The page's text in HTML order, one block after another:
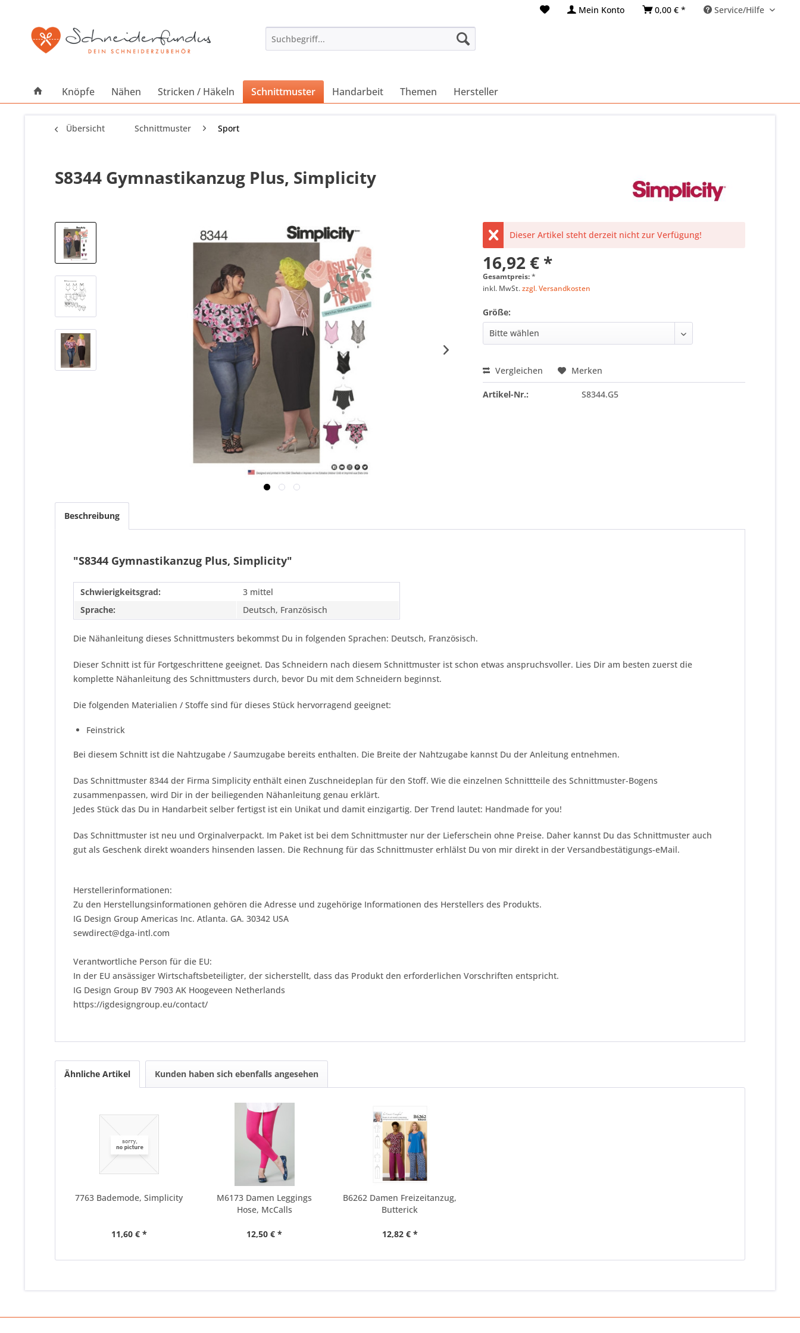
Mein Konto 0,00 € * Service/Hilfe
Knöpfe Nähen Stricken / Häkeln Schnittmuster Handarbeit Themen Hersteller
Übersicht Schnittmuster Sport
S8344 Gymnastikanzug Plus, Simplicity
Dieser Artikel steht derzeit nicht zur Verfügung!
16,92 € *
Gesamtpreis:*
inkl. MwSt.zzgl. Versandkosten
Größe:
Vergleichen Merken
Artikel-Nr.: S8344.G5
Beschreibung
"S8344 Gymnastikanzug Plus, Simplicity"
Schwierigkeitsgrad:
3 mittel
Sprache:
Deutsch, Französisch
Die Nähanleitung dieses Schnittmusters bekommst Du in folgenden Sprachen: Deutsch, Französisch.
Dieser Schnitt ist für Fortgeschrittene geeignet. Das Schneidern nach diesem Schnittmuster ist schon etwas anspruchsvoller. Lies Dir am besten zuerst die
komplette Nähanleitung des Schnittmusters durch, bevor Du mit dem Schneidern beginnst.
Die folgenden Materialien / Stoffe sind für dieses Stück hervorragend geeignet:
Feinstrick
Bei diesem Schnitt ist die Nahtzugabe / Saumzugabe bereits enthalten. Die Breite der Nahtzugabe kannst Du der Anleitung entnehmen.
Das Schnittmuster 8344 der Firma Simplicity enthält einen Zuschneideplan für den Stoff. Wie die einzelnen Schnittteile des Schnittmuster-Bogens
zusammenpassen, wird Dir in der beiliegenden Nähanleitung genau erklärt.
Jedes Stück das Du in Handarbeit selber fertigst ist ein Unikat und damit einzigartig. Der Trend lautet: Handmade for you!
Das Schnittmuster ist neu und Orginalverpackt. Im Paket ist bei dem Schnittmuster nur der Lieferschein ohne Preise. Daher kannst Du das Schnittmuster auch
gut als Geschenk direkt woanders hinsenden lassen. Die Rechnung für das Schnittmuster erhlälst Du von mir direkt in der Versandbestätigungs-eMail.
Herstellerinformationen:
Zu den Herstellungsinformationen gehören die Adresse und zugehörige Informationen des Herstellers des Produkts.
IG Design Group Americas Inc. Atlanta. GA. 30342 USA
sewdirect@dga-intl.com
Verantwortliche Person für die EU:
In der EU ansässiger Wirtschaftsbeteiligter, der sicherstellt, dass das Produkt den erforderlichen Vorschriften entspricht.
IG Design Group BV 7903 AK Hoogeveen Netherlands
https://igdesigngroup.eu/contact/
Ähnliche Artikel Kunden haben sich ebenfalls angesehen
7763 Bademode, Simplicity
11,60 € *
M6173 Damen Leggings
Hose, McCalls
12,50 € *
B6262 Damen Freizeitanzug,
Butterick
12,82 € *